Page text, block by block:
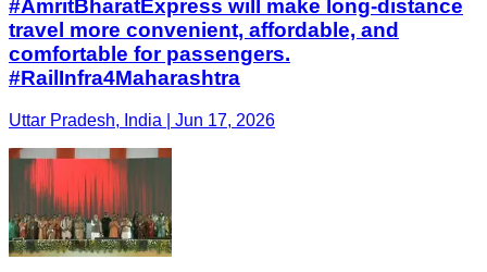
#AmritBharatExpress will make long-distance
travel more convenient, affordable, and
comfortable for passengers.
#RailInfra4Maharashtra
Uttar Pradesh, India | Jun 17, 2026